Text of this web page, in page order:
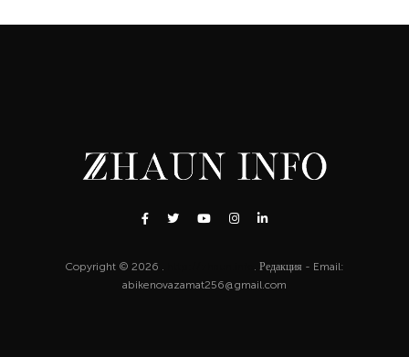
Copyright © 2026 .
. Редакция - Email:
abikenovazamat256@gmail.com